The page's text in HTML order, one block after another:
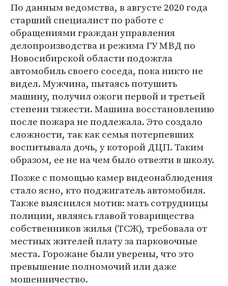
По данным ведомства, в августе 2020 года
старший специалист по работе с
обращениями граждан управления
делопроизводства и режима ГУ МВД по
Новосибирской области подожгла
автомобиль своего соседа, пока никто не
видел. Мужчина, пытаясь потушить
машину, получил ожоги первой и третьей
степени тяжести. Машина восстановлению
после пожара не подлежала. Это создало
сложности, так как семья потерпевших
воспитывала дочь, у которой ДЦП. Таким
образом, ее не на чем было отвезти в школу.
Позже с помощью камер видеонаблюдения
стало ясно, кто поджигатель автомобиля.
Также выяснился мотив: мать сотрудницы
полиции, являясь главой товарищества
собственников жилья (ТСЖ), требовала от
местных жителей плату за парковочные
места. Горожане были уверены, что это
превышение полномочий или даже
мошенничество.